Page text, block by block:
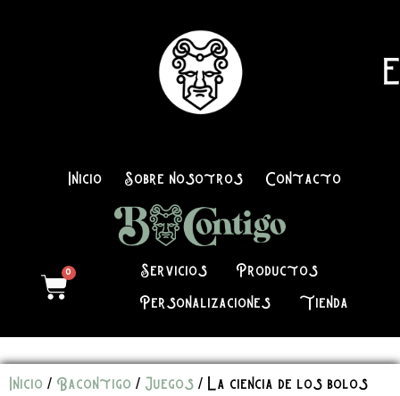
Inicio Sobre nosotros Contacto
0 Servicios Productos
Personalizaciones Tienda
Inicio / Bacontigo / Juegos / La ciencia de los bolos